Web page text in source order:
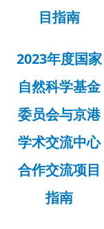
目指南
2023年度国家
自然科学基金
委员会与京港
学术交流中心
合作交流项目
指南